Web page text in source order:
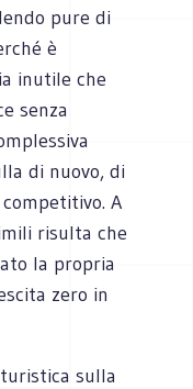
pure di
è
inutile che
senza
di nuovo, di
A
risulta che
la propria
zero in
sulla